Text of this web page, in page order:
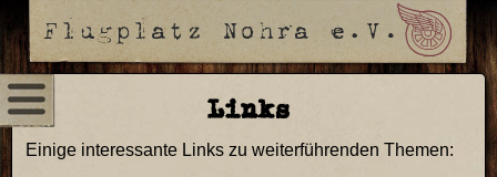
Links
Einige interessante Links zu weiterführenden Themen: